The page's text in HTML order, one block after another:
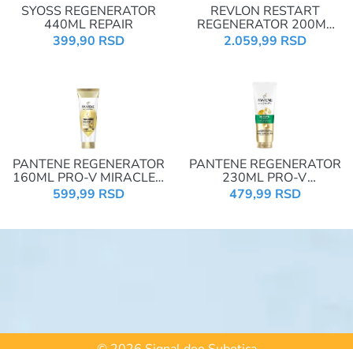
SYOSS REGENERATOR
440ML REPAIR
399,90 RSD
REVLON RESTART
REGENERATOR 200ML
HYDRATION 02433
2.059,99 RSD
PANTENE REGENERATOR
160ML PRO-V MIRACLES
MOLECULAR BOND
REPAIR
599,99 RSD
PANTENE REGENERATOR
230ML PRO-V
SMOOTH&SLEEK NUTRI-
PLEX
479,99 RSD